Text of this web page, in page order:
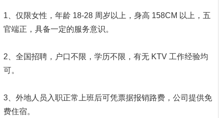
1、仅限女性，年龄 18-28 周岁以上，身高 158CM 以上，五
官端正，具备一定的服务意识。
2、全国招聘，户口不限，学历不限，有无 KTV 工作经验均
可。
3、外地人员入职正常上班后可凭票据报销路费，公司提供免
费住宿。